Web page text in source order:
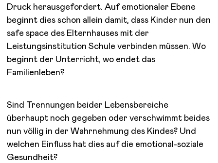
Druck herausgefordert. Auf emotionaler Ebene
beginnt dies schon allein damit, dass Kinder nun den
safe space des Elternhauses mit der
Leistungsinstitution Schule verbinden müssen. Wo
beginnt der Unterricht, wo endet das
Familienleben?
Sind Trennungen beider Lebensbereiche
überhaupt noch gegeben oder verschwimmt beides
nun völlig in der Wahrnehmung des Kindes? Und
welchen Einfluss hat dies auf die emotional-soziale
Gesundheit?